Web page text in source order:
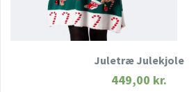
Juletræ Julekjole
449,00 kr.